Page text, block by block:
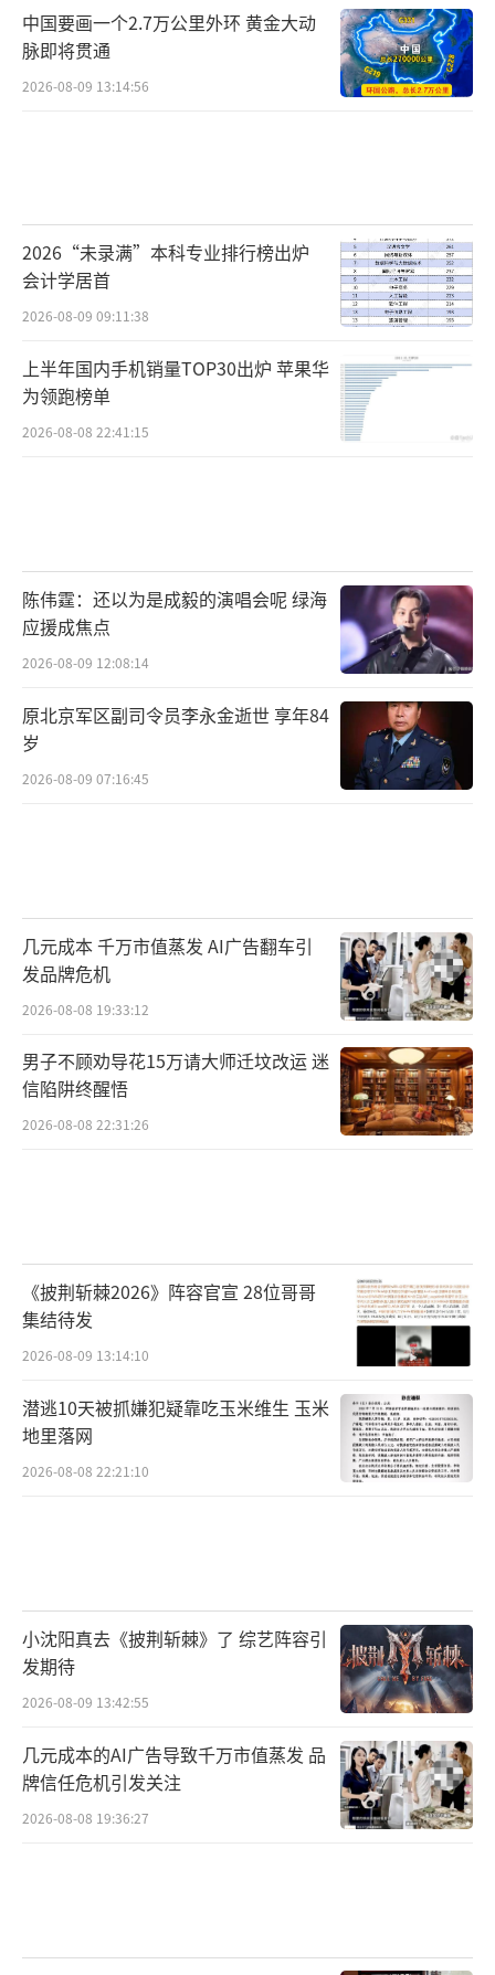
中国要画一个2.7万公里外环 黄金大动
脉即将贯通
2026-08-09 13:14:56
2026“未录满”本科专业排行榜出炉
会计学居首
2026-08-09 09:11:38
上半年国内手机销量TOP30出炉 苹果华
为领跑榜单
2026-08-08 22:41:15
陈伟霆：还以为是成毅的演唱会呢 绿海
应援成焦点
2026-08-09 12:08:14
原北京军区副司令员李永金逝世 享年84
岁
2026-08-09 07:16:45
几元成本 千万市值蒸发 AI广告翻车引
发品牌危机
2026-08-08 19:33:12
男子不顾劝导花15万请大师迁坟改运 迷
信陷阱终醒悟
2026-08-08 22:31:26
《披荆斩棘2026》阵容官宣 28位哥哥
集结待发
2026-08-09 13:14:10
潜逃10天被抓嫌犯疑靠吃玉米维生 玉米
地里落网
2026-08-08 22:21:10
小沈阳真去《披荆斩棘》了 综艺阵容引
发期待
2026-08-09 13:42:55
几元成本的AI广告导致千万市值蒸发 品
牌信任危机引发关注
2026-08-08 19:36:27